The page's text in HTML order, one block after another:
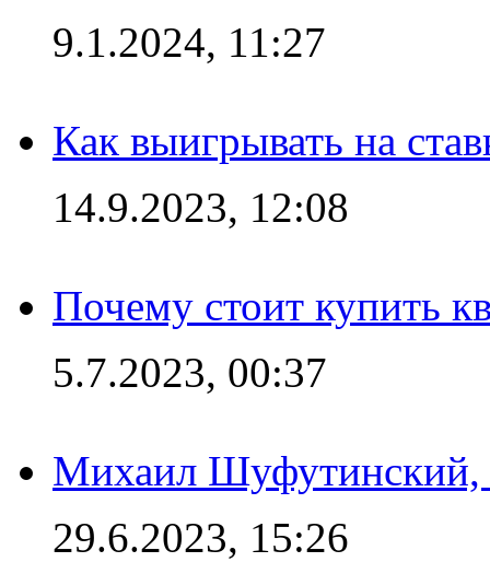
9.1.2024, 11:27
Как выигрывать на
14.9.2023, 12:08
Почему стоит купить
5.7.2023, 00:37
Михаил Шуфутинский,
29.6.2023, 15:26